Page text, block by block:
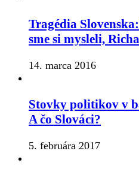
Tragédia
sme si mysleli,
14. marca 2016
Stovky politikov v
A čo Slováci?
5. februára 2017